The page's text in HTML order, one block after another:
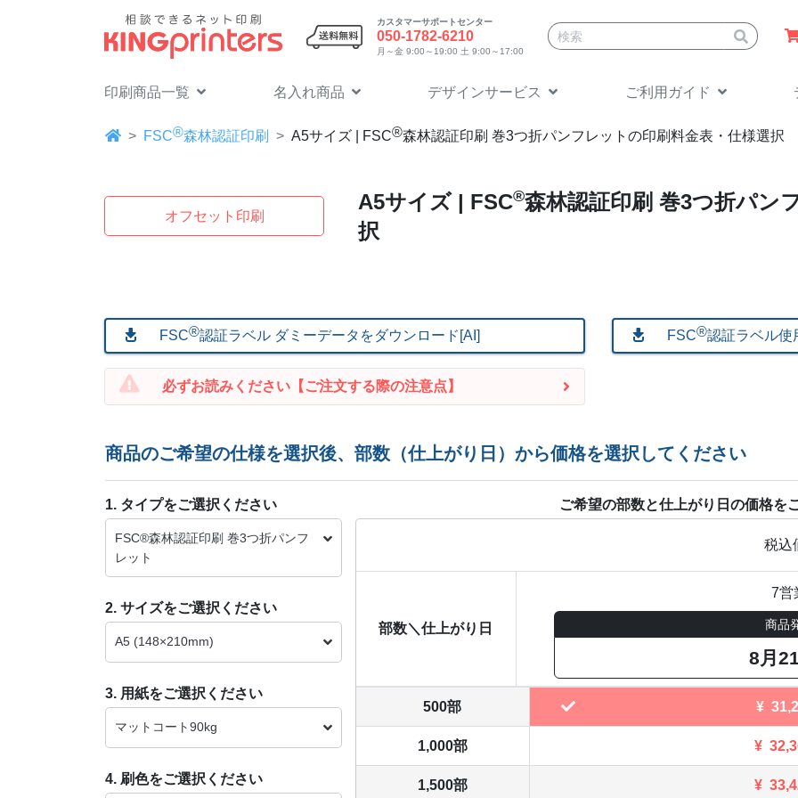
カスタマーサポートセンター
050-1782-6210
月～金 9:00～19:00 土 9:00～17:00
サイト内検索
印刷商品一覧 名入れ商品 デザインサービス ご利用ガイド
FSC®森林認証印刷 A5サイズ | FSC®森林認証印刷 巻3つ折パンフレットの印刷料金表・仕様選択
オフセット印刷
A5サイズ | FSC®森林認証印刷 巻3つ折パン
択
FSC®認証ラベル ダミーデータをダウンロード[AI] FSC®認証ラベル使
必ずお読みください 【ご注文する際の注意点】
商品のご希望の仕様を選択後、部数（仕上がり日）から価格を選択してください
1. タイプをご選択ください
FSC®森林認証印刷 巻3つ折パンフ
レット
2. サイズをご選択ください
A5 (148×210mm)
3. 用紙をご選択ください
マットコート90kg
4. 刷色をご選択ください
ご希望の部数と仕上がり日の価格を
税込
部数＼仕上がり日
7営
商品
8月
500部 ¥
1,000部 ¥
1,500部 ¥